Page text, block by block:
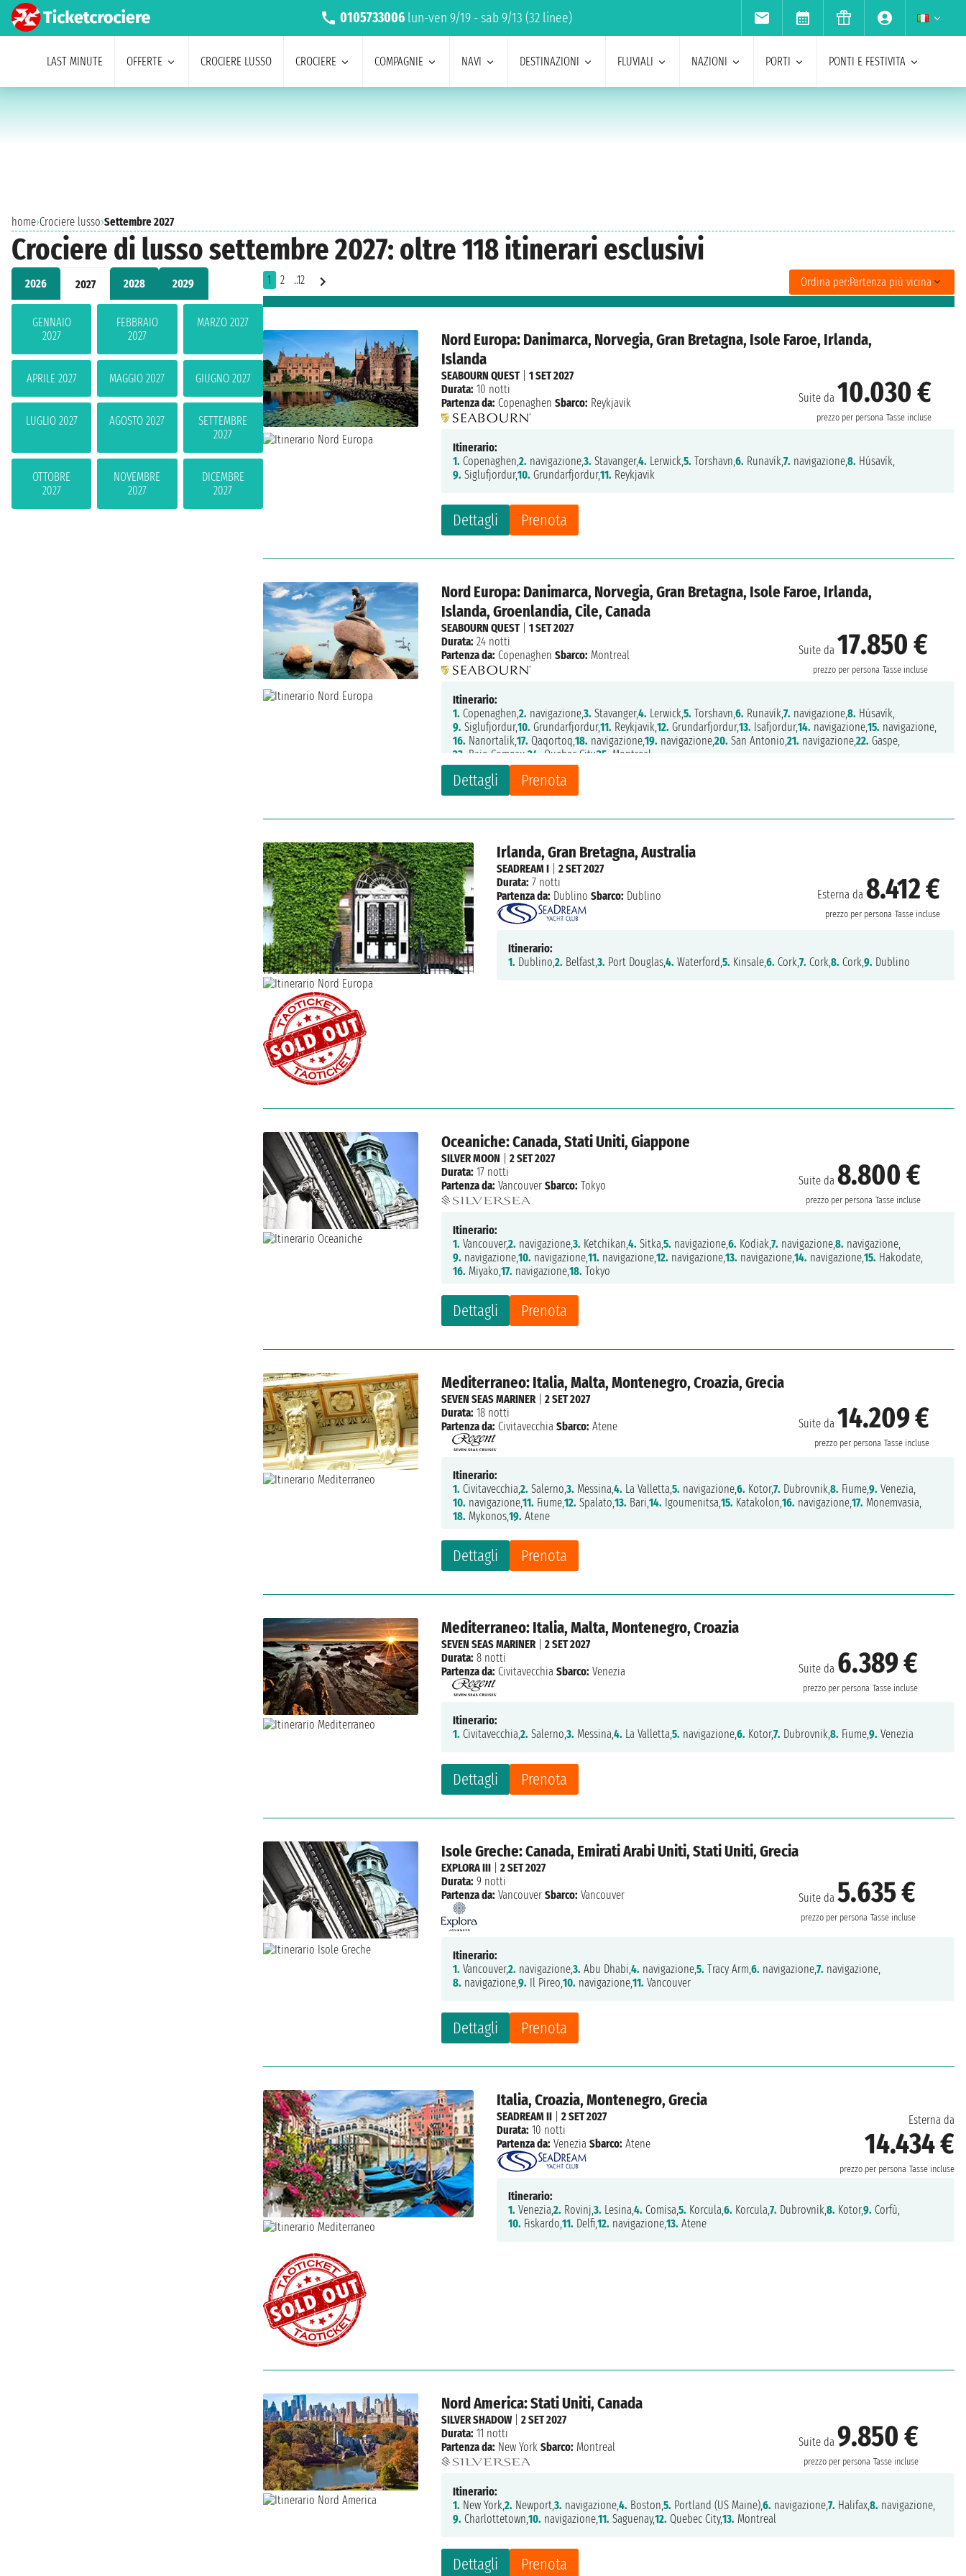
0105733006 lun-ven 9/19 - sab 9/13 (32 linee)
LAST MINUTE OFFERTE CROCIERE LUSSO CROCIERE COMPAGNIE NAVI DESTINAZIONI FLUVIALI NAZIONI PORTI PONTI E FESTIVITA
home›Crociere lusso›Settembre 2027
Crociere di lusso settembre 2027: oltre 118 itinerari esclusivi
2026 2027 2028 2029
GENNAIO
2027
FEBBRAIO
2027
MARZO 2027
APRILE 2027 MAGGIO 2027 GIUGNO 2027
LUGLIO 2027 AGOSTO 2027
SETTEMBRE
2027
OTTOBRE
2027
NOVEMBRE
2027
DICEMBRE
2027
1 2 ..12 Ordina per:Partenza più vicina
Nord Europa: Danimarca, Norvegia, Gran Bretagna, Isole Faroe, Irlanda,
Islanda
Suite da 10.030 €
prezzo per persona Tasse incluse
Dettagli Prenota
SEABOURN QUEST|1 SET 2027
Durata: 10 notti
Partenza da: Copenaghen Sbarco: Reykjavik
Itinerario:
1. Copenaghen,2. navigazione,3. Stavanger,4. Lerwick,5. Torshavn,6. Runavík,7. navigazione,8. Húsavík,
9. Siglufjordur,10. Grundarfjordur,11. Reykjavik
Nord Europa: Danimarca, Norvegia, Gran Bretagna, Isole Faroe, Irlanda,
Islanda, Groenlandia, Cile, Canada
Suite da 17.850 €
prezzo per persona Tasse incluse
Dettagli Prenota
SEABOURN QUEST|1 SET 2027
Durata: 24 notti
Partenza da: Copenaghen Sbarco: Montreal
Itinerario:
1. Copenaghen,2. navigazione,3. Stavanger,4. Lerwick,5. Torshavn,6. Runavík,7. navigazione,8. Húsavík,
9. Siglufjordur,10. Grundarfjordur,11. Reykjavik,12. Grundarfjordur,13. Isafjordur,14. navigazione,15. navigazione,
16. Nanortalik,17. Qaqortoq,18. navigazione,19. navigazione,20. San Antonio,21. navigazione,22. Gaspe,
23. Baie-Comeau,24. Quebec City,25. Montreal
Irlanda, Gran Bretagna, Australia
Esterna da 8.412 €
prezzo per persona Tasse incluse
SEADREAM I| 2 SET 2027
Durata: 7 notti
Partenza da: Dublino Sbarco: Dublino
Itinerario:
1. Dublino,2. Belfast,3. Port Douglas,4. Waterford,5. Kinsale,6. Cork,7. Cork,8. Cork,9. Dublino
Oceaniche: Canada, Stati Uniti, Giappone
Suite da8.800 €
prezzo per persona Tasse incluse
Dettagli Prenota
SILVER MOON |2 SET 2027
Durata: 17 notti
Partenza da: Vancouver Sbarco: Tokyo
Itinerario:
1. Vancouver,2. navigazione,3. Ketchikan,4. Sitka,5. navigazione,6. Kodiak,7. navigazione,8. navigazione,
9. navigazione,10. navigazione,11. navigazione,12. navigazione,13. navigazione,14. navigazione,15. Hakodate,
16. Miyako,17. navigazione,18. Tokyo
Mediterraneo: Italia, Malta, Montenegro, Croazia, Grecia
Suite da 14.209 €
prezzo per persona Tasse incluse
Dettagli Prenota
SEVEN SEAS MARINER|2 SET 2027
Durata: 18 notti
Partenza da: Civitavecchia Sbarco: Atene
Itinerario:
1. Civitavecchia,2. Salerno,3. Messina,4. La Valletta,5. navigazione,6. Kotor,7. Dubrovnik,8. Fiume,9. Venezia,
10. navigazione,11. Fiume,12. Spalato,13. Bari,14. Igoumenitsa,15. Katakolon,16. navigazione,17. Monemvasia,
18. Mykonos,19. Atene
Mediterraneo: Italia, Malta, Montenegro, Croazia
Suite da 6.389 €
prezzo per persona Tasse incluse
Dettagli Prenota
SEVEN SEAS MARINER|2 SET 2027
Durata: 8 notti
Partenza da: Civitavecchia Sbarco: Venezia
Itinerario:
1. Civitavecchia,2. Salerno,3. Messina,4. La Valletta,5. navigazione,6. Kotor,7. Dubrovnik,8. Fiume,9. Venezia
Isole Greche: Canada, Emirati Arabi Uniti, Stati Uniti, Grecia
Suite da5.635 €
prezzo per persona Tasse incluse
Dettagli Prenota
EXPLORA III |2 SET 2027
Durata: 9 notti
Partenza da: Vancouver Sbarco: Vancouver
Itinerario:
1. Vancouver,2. navigazione,3. Abu Dhabi,4. navigazione,5. Tracy Arm,6. navigazione,7. navigazione,
8. navigazione,9. Il Pireo,10. navigazione,11. Vancouver
Italia, Croazia, Montenegro, Grecia
Esterna da
14.434 €
prezzo per persona Tasse incluse
SEADREAM II| 2 SET 2027
Durata: 10 notti
Partenza da: Venezia Sbarco: Atene
Itinerario:
1. Venezia,2. Rovinj,3. Lesina,4. Comisa,5. Korcula,6. Korcula,7. Dubrovnik,8. Kotor,9. Corfù,
10. Fiskardo,11. Delfi,12. navigazione,13. Atene
Nord America: Stati Uniti, Canada
Suite da 9.850 €
prezzo per persona Tasse incluse
Dettagli Prenota
SILVER SHADOW|2 SET 2027
Durata: 11 notti
Partenza da: New York Sbarco: Montreal
Itinerario:
1. New York,2. Newport,3. navigazione,4. Boston,5. Portland (US Maine),6. navigazione,7. Halifax,8. navigazione,
9. Charlottetown,10. navigazione,11. Saguenay,12. Quebec City,13. Montreal